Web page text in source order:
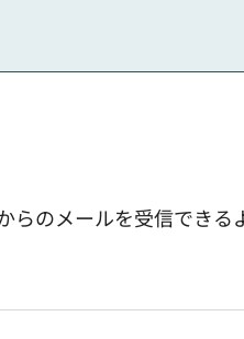
のメールを受信できる